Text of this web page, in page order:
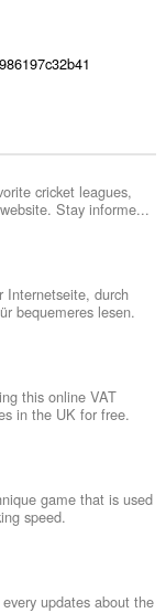
cricket leagues,
Stay informe...
Internetseite, durch
bequemeres lesen.
this online VAT
in the UK for free.
game that is used
speed.
updates about the